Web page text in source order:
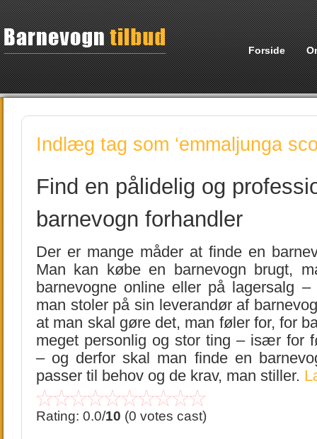
Forside
Indlæg tag som ‘emmaljunga
Find en pålidelig og
barnevogn forhandler
Der er mange måder at finde en
Man kan købe en barnevogn brugt,
barnevogne online eller på lagersalg
man stoler på sin leverandør af
at man skal gøre det, man føler for, for
meget personlig og stor ting – især for
– og derfor skal man finde en
passer til behov og de krav, man stiller.
Rating: 0.0/10 (0 votes cast)